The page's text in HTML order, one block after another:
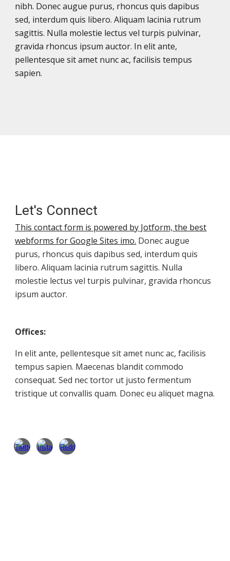
nibh. Donec augue purus, rhoncus quis dapibus
sed, interdum quis libero. Aliquam lacinia rutrum
sagittis. Nulla molestie lectus vel turpis pulvinar,
gravida rhoncus ipsum auctor. In elit ante,
pellentesque sit amet nunc ac, facilisis tempus
sapien.
Let's Connect
This contact form is powered by Jotform, the best
webforms for Google Sites imo. Donec augue
purus, rhoncus quis dapibus sed, interdum quis
libero. Aliquam lacinia rutrum sagittis. Nulla
molestie lectus vel turpis pulvinar, gravida rhoncus
ipsum auctor.
Offices:
In elit ante, pellentesque sit amet nunc ac, facilisis
tempus sapien. Maecenas blandit commodo
consequat. Sed nec tortor ut justo fermentum
tristique ut convallis quam. Donec eu aliquet magna.